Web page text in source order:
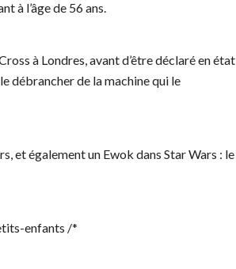
à l’âge de 56 ans.
à Londres, avant d’être déclaré en état
débrancher de la machine qui le
et également un Ewok dans Star Wars : le
enfants /*